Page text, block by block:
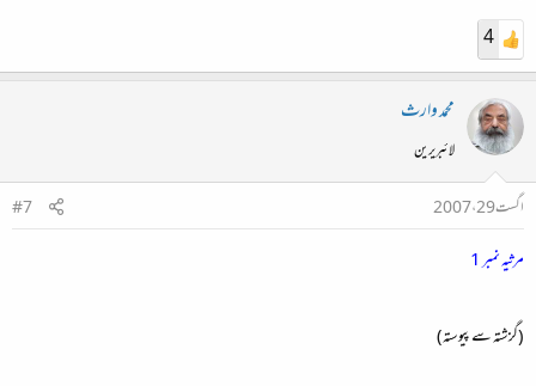
4
محمد وارث
لائبریرین
اگست 29، 2007
#7
مرثیہ نمبر 1
(گزشتہ سے پیوستہ)